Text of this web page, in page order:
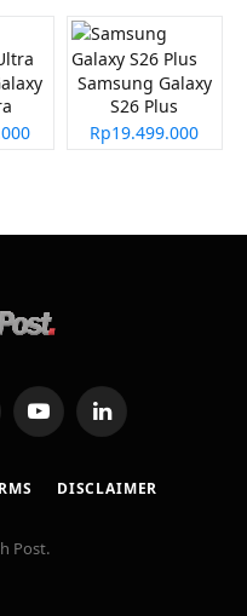
Samsung Galaxy
S26 Plus
Rp19.499.000
YouTubeLinkedIn
DISCLAIMER
Post.